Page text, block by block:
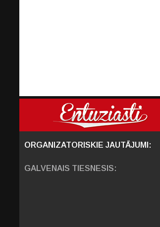
ORGANIZATORISKIE JAUTĀJUMI:
GALVENAIS TIESNESIS: